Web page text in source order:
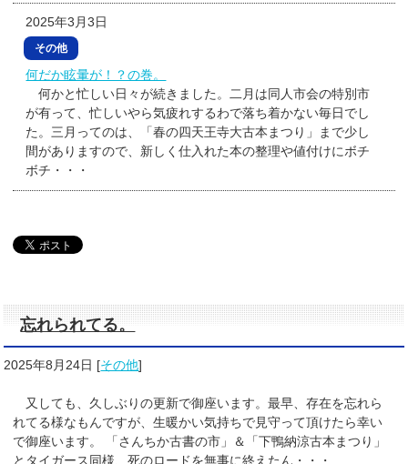
2025年3月3日
その他
何だか眩暈が！？の巻。
何かと忙しい日々が続きました。二月は同人市会の特別市
が有って、忙しいやら気疲れするわで落ち着かない毎日でし
た。三月ってのは、「春の四天王寺大古本まつり」まで少し
間がありますので、新しく仕入れた本の整理や値付けにボチ
ボチ・・・
忘れられてる。
2025年8月24日 [その他]
又しても、久しぶりの更新で御座います。最早、存在を忘れら
れてる様なもんですが、生暖かい気持ちで見守って頂けたら幸い
で御座います。 「さんちか古書の市」＆「下鴨納涼古本まつり」
とタイガース同様、死のロードを無事に終えたん・・・